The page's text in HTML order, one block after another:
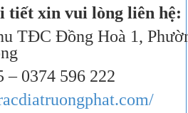
tiết xin vui lòng liên hệ:
TĐC Đồng Hoà 1,
– 0374 596 222